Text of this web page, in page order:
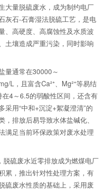
大量脱硫废水，成为制约电厂
灰石-石膏湿法脱硫工艺，是电
、高硬度、高腐蚀性及水质波
土壤造成严重污染，同时影响
通常在30000～
L，且富含Ca²⁺、Mg²⁺等易结
4～6.5的弱酸性区间，还含有
用“中和+沉淀+絮凝澄清”的
排放后易导致水体盐碱化、
满足当前环保政策对废水处理
硫废水近零排放成为燃煤电厂
累，推出针对性处理方案，有
硫废水性质的基础上，采用废